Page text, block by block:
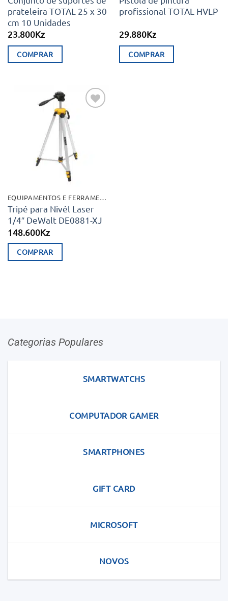
prateleira TOTAL 25 x 30
cm 10 Unidades
23.800Kz
COMPRAR
profissional TOTAL HVLP
29.880Kz
COMPRAR
EQUIPAMENTOS E FERRAMENTAS
Tripé para Nivél Laser
1/4″ DeWalt DE0881-XJ
148.600Kz
COMPRAR
Categorias Populares
SMARTWATCHS
COMPUTADOR GAMER
SMARTPHONES
GIFT CARD
MICROSOFT
NOVOS